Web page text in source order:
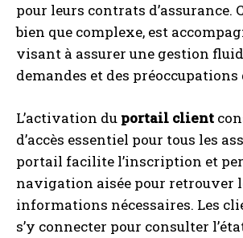
pour leurs contrats d’assurance.
bien que complexe, est
visant à assurer une gestion
demandes et des préoccupations
L’activation du portail client
d’accès essentiel pour tous les
portail facilite l’inscription et
navigation aisée pour retrouver
informations nécessaires. Les
s’y connecter pour consulter